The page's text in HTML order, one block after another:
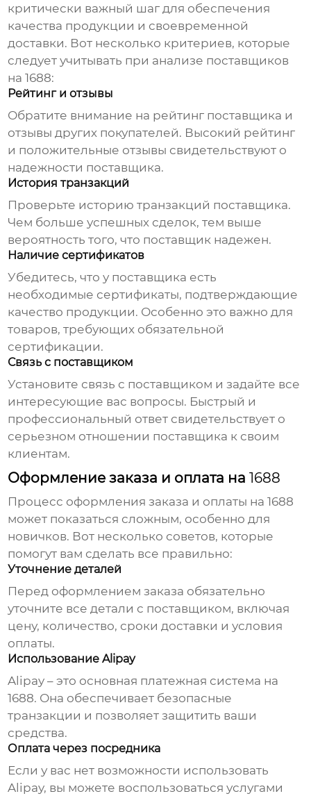
критически важный шаг для обеспечения
качества продукции и своевременной
доставки. Вот несколько критериев, которые
следует учитывать при анализе поставщиков
на1688:
Рейтинг и отзывы
Обратите внимание на рейтинг поставщика и
отзывы других покупателей. Высокий рейтинг
и положительные отзывы свидетельствуют о
надежности поставщика.
История транзакций
Проверьте историю транзакций поставщика.
Чем больше успешных сделок, тем выше
вероятность того, что поставщик надежен.
Наличие сертификатов
Убедитесь, что у поставщика есть
необходимые сертификаты, подтверждающие
качество продукции. Особенно это важно для
товаров, требующих обязательной
сертификации.
Связь с поставщиком
Установите связь с поставщиком и задайте все
интересующие вас вопросы. Быстрый и
профессиональный ответ свидетельствует о
серьезном отношении поставщика к своим
клиентам.
Оформление заказа и оплата на1688
Процесс оформления заказа и оплаты на1688
может показаться сложным, особенно для
новичков. Вот несколько советов, которые
помогут вам сделать все правильно:
Уточнение деталей
Перед оформлением заказа обязательно
уточните все детали с поставщиком, включая
цену, количество, сроки доставки и условия
оплаты.
Использование Alipay
Alipay – это основная платежная система на
1688. Она обеспечивает безопасные
транзакции и позволяет защитить ваши
средства.
Оплата через посредника
Если у вас нет возможности использовать
Alipay, вы можете воспользоваться услугами